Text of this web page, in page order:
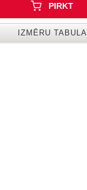
PIRKT
IZMĒRU TABULA